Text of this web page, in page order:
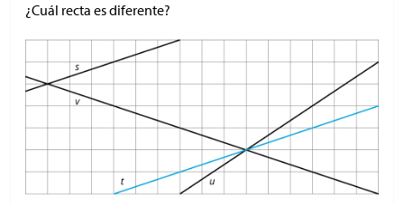
¿Cuál recta es diferente?